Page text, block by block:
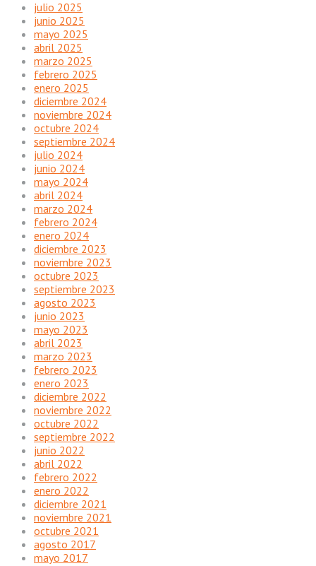
julio 2025
junio 2025
mayo 2025
abril 2025
marzo 2025
febrero 2025
enero 2025
diciembre 2024
noviembre 2024
octubre 2024
septiembre 2024
julio 2024
junio 2024
mayo 2024
abril 2024
marzo 2024
febrero 2024
enero 2024
diciembre 2023
noviembre 2023
octubre 2023
septiembre 2023
agosto 2023
junio 2023
mayo 2023
abril 2023
marzo 2023
febrero 2023
enero 2023
diciembre 2022
noviembre 2022
octubre 2022
septiembre 2022
junio 2022
abril 2022
febrero 2022
enero 2022
diciembre 2021
noviembre 2021
octubre 2021
agosto 2017
mayo 2017